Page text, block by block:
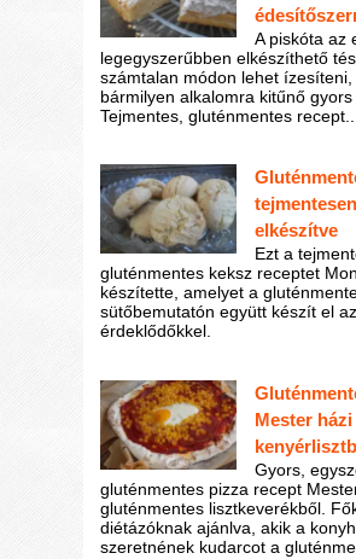
A piskóta az
legegyszerűbben elkészíthető
számtalan módon lehet ízesíteni,
bármilyen alkalomra kitűnő gyors
Tejmentes, gluténmentes recept...
tejmentesen
elkészítve
Ezt a
gluténmentes keksz receptet
készítette, amelyet a
sütőbemutatón együtt készít el az
érdeklődőkkel.
Mester házi
Gyors,
gluténmentes pizza recept
gluténmentes lisztkeverékből.
diétázóknak ajánlva, akik a
szeretnének kudarcot a